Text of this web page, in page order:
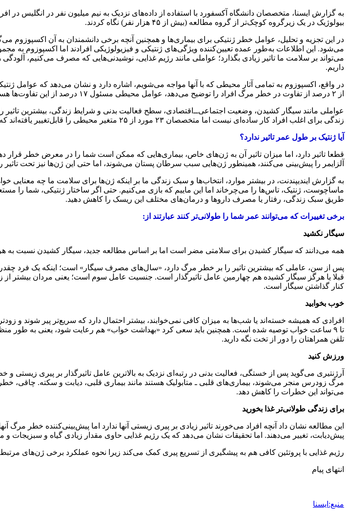
بیولوژیک در یک زیرگروه کوچک‌تر از گروه مطالعه (بیش از ۴۵ هزار نفر) نگاه کردند.
در این تجزیه و تحلیل، عوامل خطر ژنتیکی برای بیماری‌ها و همچنین آنچه برخی دانشمندان به آن اکسپوزوم
می‌شود. این اطلاعات به‌طور عمده تعیین‌کننده ویژگی‌های ژنتیکی و فیزیولوژیکی افرادند اما اکسپوزوم به
می‌تواند بر سلامت ما تاثیر زیادی بگذارد؛ عواملی مانند رژیم غذایی، نوشیدنی‌هایی که مصرف می‌کنیم،
داریم.
در واقع، اکسپوزوم به تمامی آثار محیطی که با آنها مواجه می‌شویم، اشاره دارد و نشان می‌دهد که عوامل
از ۲ درصد از تفاوت در خطر مرگ افراد را توضیح می‌دهد، عوامل محیطی مسئول ۱۷ درصد از این تفاوت‌ها هستند.
عواملی مانند سیگار کشیدن، وضعیت اجتماعی‌ــ‌اقتصادی، سطح فعالیت بدنی و شرایط زندگی، بیشترین تاثیر
زندگی برای اغلب افراد کار ساده‌ای نیست اما متخصصان ۲۳ مورد از ۲۵ متغیر محیطی را قابل‌تغییر یافته‌اند که بسیاری از آنها نسبتا ساده‌ هستند.
آیا ژنتیک بر طول عمر تاثیر ندارد؟
قطعا تاثیر دارد، اما میزان تاثیر آن به ژن‌های خاص، بیماری‌هایی که ممکن است شما را در معرض خطر قرار
آلزایمر را پیش‌بینی می‌کنند، همینطور ژن‌هایی سبب سرطان پستان می‌شوند، اما حتی این ژن‌ها نیز تحت تاثیر
به گزارش ایندیپندنت، در بیشتر موارد، انتخاب‌ها و سبک زندگی ما بر اینکه ژن‌ها برای سلامت ما چه معنایی
ماساچوست، ژنتیک، تاس‌ها را می‌چرخاند اما این ماییم که بازی می‌کنیم. حتی اگر ساختار ژنتیکی، شما را
طریق سبک زندگی، رفتار یا مصرف داروها و درمان‌های مختلف این ریسک را کاهش دهید.
برخی تغییرات که می‌توانند عمر شما را طولانی‌تر کنند عبارتند از:
سیگار نکشید
همه می‌دانند که سیگار کشیدن برای سلامتی مضر است اما بر اساس مطالعه جدید، سیگار کشیدن نسبت به
پس از سن، عاملی که بیشترین تاثیر را بر خطر مرگ دارد، «سال‌های مصرف سیگار» است؛ اینکه یک فرد
قبلا یا هرگز سیگار کشیده هم چهارمین عامل تاثیرگذار است. جنسیت عامل سوم است؛ یعنی مردان بیشتر
کنار گذاشتن سیگار است.
خوب بخوابید
تا ۹ ساعت خواب توصیه شده است. همچنین باید سعی کرد «بهداشت خواب» هم رعایت شود، یعنی به طور
تلفن همراهتان را دور از تخت نگه دارید.
ورزش کنید
آرژنتیری می‌گوید پس از خستگی، فعالیت بدنی در رتبه‌ای نزدیک به بالاترین عامل تاثیرگذار بر پیری
مرگ زودرس منجر می‌شوند، بیماری‌های قلبی‌ ـ‌ متابولیک‌ هستند مانند بیماری قلبی، دیابت و سکته. چاقی،
می‌تواند این خطرات را کاهش دهد.
برای زندگی طولانی‌تر غذا بخورید
این مطالعه نشان داد آنچه افراد می‌خورند تاثیر زیادی بر پیری زیستی آنها ندارد اما پیش‌بینی‌کننده خطر مرگ
پیش‌دیابت، تغییر می‌دهند. اما تحقیقات نشان می‌دهد که یک رژیم غذایی حاوی مقدار زیادی گیاه و
رژیم غذایی با پروتئین کافی هم به پیشگیری از تسریع پیری کمک می‌کند زیرا نحوه عملکرد برخی ژن‌های مرتبط
انتهای پیام
منبع:ایسنا